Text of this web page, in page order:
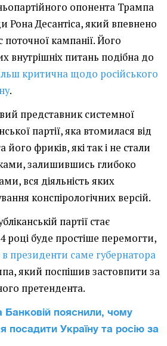
опонента Трампа
Рона Десантіса, який впевнено
поточної кампанії. Його
внутрішніх питань подібна до
критична щодо російського
.
представник системної
партії, яка втомилася від
фриків, які так і не стали
залишившись глибоко
вся діяльність яких
конспірологічних версій.
партії стає
році буде простіше перемогти,
в президенти саме губернатора
який поспішив застовпити за
претендента.
Банковій пояснили, чому
посадити Україну та росію за